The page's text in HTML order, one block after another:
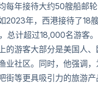
每年接待大约50艘船邮
2023年，西港接待了18
总计超过18,000名游客。
的游客大部分是美国人
业社区。同时，他强调
街等更具吸引力的旅游产